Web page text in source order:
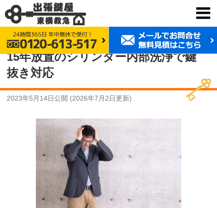
鍵交換 東横救急 事例紹介 15年放置のシリンダー内部洗浄で鍵抜き対応
15年放置のシリンダー内部洗浄で鍵
抜き対応
2023年5月14日公開 (2026年7月2日更新)